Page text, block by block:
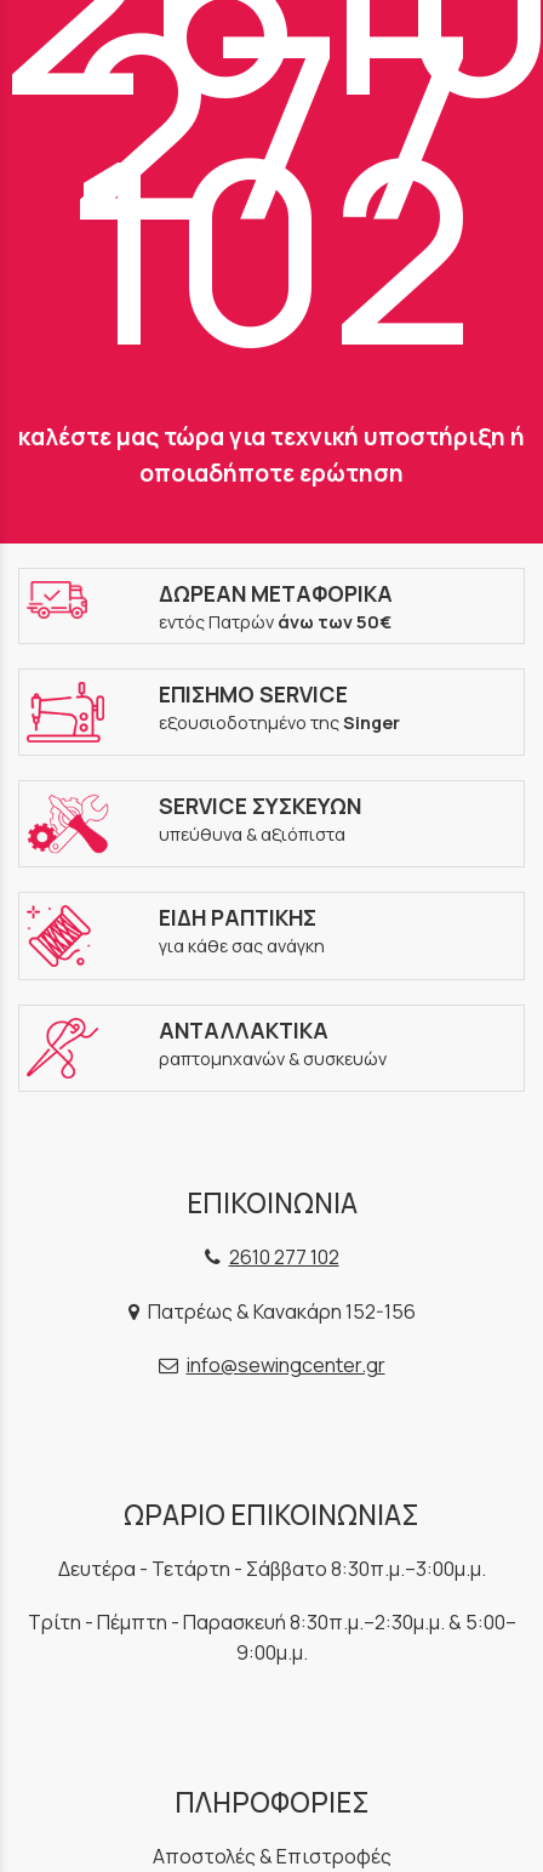
277
102
καλέστε μας τώρα για τεχνική υποστήριξη ή
οποιαδήποτε ερώτηση
ΔΩΡΕΑΝ ΜΕΤΑΦΟΡΙΚΑ
εντός Πατρών άνω των 50€
ΕΠΙΣΗΜΟ SERVICE
εξουσιοδοτημένο τηςSinger
SERVICE ΣΥΣΚΕΥΩΝ
υπεύθυνα & αξιόπιστα
ΕΙΔΗ ΡΑΠΤΙΚΗΣ
για κάθε σας ανάγκη
ΑΝΤΑΛΛΑΚΤΙΚΑ
ραπτομηχανών & συσκευών
ΕΠΙΚΟΙΝΩΝΙΑ
2610 277 102
Πατρέως & Κανακάρη 152-156
info@sewingcenter.gr
ΩΡΑΡΙΟ ΕΠΙΚΟΙΝΩΝΙΑΣ
Δευτέρα - Τετάρτη - Σάββατο 8:30π.μ.–3:00μ.μ.
Τρίτη - Πέμπτη - Παρασκευή 8:30π.μ.–2:30μ.μ. & 5:00–
9:00μ.μ.
ΠΛΗΡΟΦΟΡΙΕΣ
Αποστολές & Επιστροφές